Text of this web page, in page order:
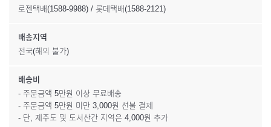
로젠택배(1588-9988) / 롯데택배(1588-2121)
배송지역
전국(해외 불가)
배송비
- 주문금액 5만원 이상 무료배송
- 주문금액 5만원 미만 3,000원 선불 결제
- 단, 제주도 및 도서산간 지역은 4,000원 추가